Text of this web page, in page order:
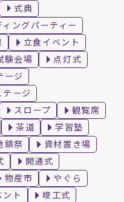
式典
ィングパーティー
立食イベント
験会場
点灯式
ージ
ージ
スロープ
観覧席
茶道
学習塾
鎮祭
資材置き場
開通式
物産市
やぐら
ト
竣工式